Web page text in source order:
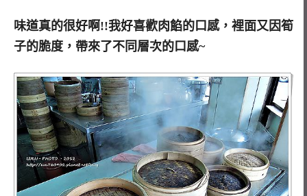
味道真的很好啊!!我好喜歡肉餡的口感，裡面又因筍
子的脆度，帶來了不同層次的口感~